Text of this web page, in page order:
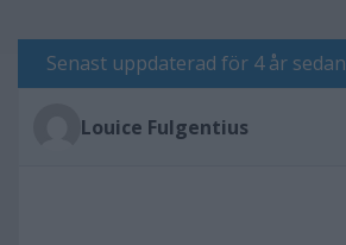
Senast uppdaterad för 4 år sedan
Louice Fulgentius